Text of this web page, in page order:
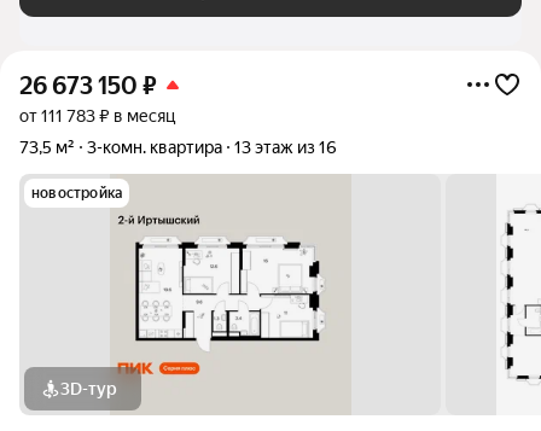
26 673 150 ₽
от 111 783 ₽ в месяц
73,5 м²
3-комн. квартира 13 этаж из 16
новостройка
3D-тур